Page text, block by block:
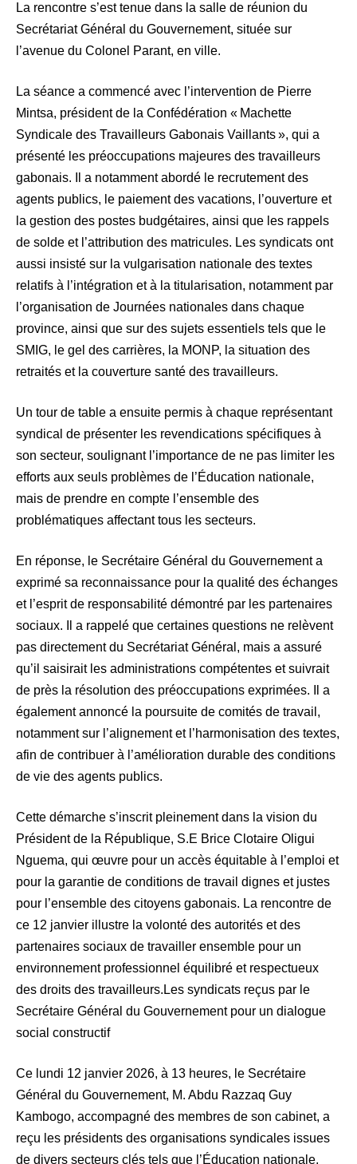
La rencontre s’est tenue dans la salle de réunion du
Secrétariat Général du Gouvernement, située sur
l’avenue du Colonel Parant, en ville.
La séance a commencé avec l’intervention de Pierre
Mintsa, président de la Confédération « Machette
Syndicale des Travailleurs Gabonais Vaillants », qui a
présenté les préoccupations majeures des travailleurs
gabonais. Il a notamment abordé le recrutement des
agents publics, le paiement des vacations, l’ouverture et
la gestion des postes budgétaires, ainsi que les rappels
de solde et l’attribution des matricules. Les syndicats ont
aussi insisté sur la vulgarisation nationale des textes
relatifs à l’intégration et à la titularisation, notamment par
l’organisation de Journées nationales dans chaque
province, ainsi que sur des sujets essentiels tels que le
SMIG, le gel des carrières, la MONP, la situation des
retraités et la couverture santé des travailleurs.
Un tour de table a ensuite permis à chaque représentant
syndical de présenter les revendications spécifiques à
son secteur, soulignant l’importance de ne pas limiter les
efforts aux seuls problèmes de l’Éducation nationale,
mais de prendre en compte l’ensemble des
problématiques affectant tous les secteurs.
En réponse, le Secrétaire Général du Gouvernement a
exprimé sa reconnaissance pour la qualité des échanges
et l’esprit de responsabilité démontré par les partenaires
sociaux. Il a rappelé que certaines questions ne relèvent
pas directement du Secrétariat Général, mais a assuré
qu’il saisirait les administrations compétentes et suivrait
de près la résolution des préoccupations exprimées. Il a
également annoncé la poursuite de comités de travail,
notamment sur l’alignement et l’harmonisation des textes,
afin de contribuer à l’amélioration durable des conditions
de vie des agents publics.
Cette démarche s’inscrit pleinement dans la vision du
Président de la République, S.E Brice Clotaire Oligui
Nguema, qui œuvre pour un accès équitable à l’emploi et
pour la garantie de conditions de travail dignes et justes
pour l’ensemble des citoyens gabonais. La rencontre de
ce 12 janvier illustre la volonté des autorités et des
partenaires sociaux de travailler ensemble pour un
environnement professionnel équilibré et respectueux
des droits des travailleurs.Les syndicats reçus par le
Secrétaire Général du Gouvernement pour un dialogue
social constructif
Ce lundi 12 janvier 2026, à 13 heures, le Secrétaire
Général du Gouvernement, M. Abdu Razzaq Guy
Kambogo, accompagné des membres de son cabinet, a
reçu les présidents des organisations syndicales issues
de divers secteurs clés tels que l’Éducation nationale,